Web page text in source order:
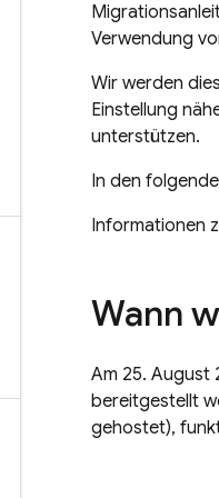
Verwendung
Wir werden
Einstellung
unterstützen.
In den
Informationen
Wann
Am 25. August
bereitgestellt
gehostet),